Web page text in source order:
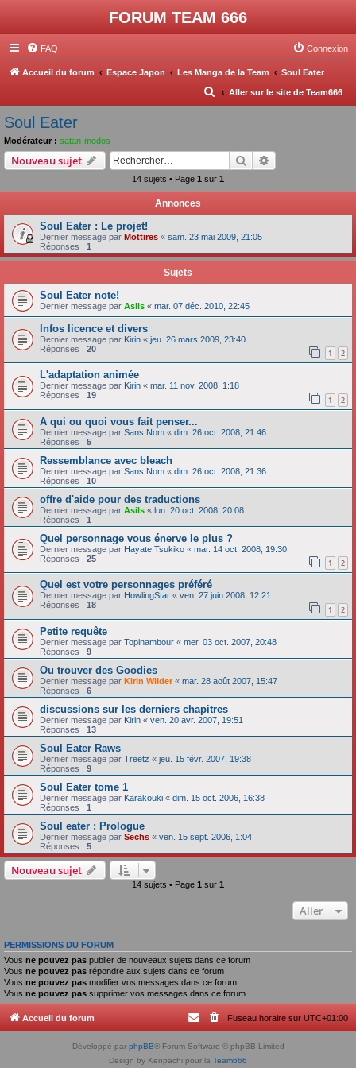
FORUM TEAM 666
FAQ Connexion
Accueil du forum Espace Japon Les Manga de la Team Soul Eater
Aller sur le site de Team666
R
e
r
Soul Eater
Modérateur : satan-modos
Nouveau sujet Rechercher
14 sujets • Page 1 sur 1
Annonces
Soul Eater : Le projet!
Dernier message par Mottires « sam. 23 mai 2009, 21:05
Réponses : 1
Sujets
Soul Eater note!
Dernier message par Asils « mar. 07 déc. 2010, 22:45
Infos licence et divers
Dernier message par Kirin « jeu. 26 mars 2009, 23:40
Réponses : 20 1 2
L'adaptation animée
Dernier message par Kirin « mar. 11 nov. 2008, 1:18
Réponses : 19 1 2
A qui ou quoi vous fait penser...
Dernier message par Sans Nom « dim. 26 oct. 2008, 21:46
Réponses : 5
Ressemblance avec bleach
Dernier message par Sans Nom « dim. 26 oct. 2008, 21:36
Réponses : 10
offre d'aide pour des traductions
Dernier message par Asils « lun. 20 oct. 2008, 20:08
Réponses : 1
Quel personnage vous énerve le plus ?
Dernier message par Hayate Tsukiko « mar. 14 oct. 2008, 19:30
Réponses : 25 1 2
Quel est votre personnages préféré
Dernier message par HowlingStar « ven. 27 juin 2008, 12:21
Réponses : 18 1 2
Petite requête
Dernier message par Topinambour « mer. 03 oct. 2007, 20:48
Réponses : 9
Ou trouver des Goodies
Dernier message par Kirin Wilder « mar. 28 août 2007, 15:47
Réponses : 6
discussions sur les derniers chapitres
Dernier message par Kirin « ven. 20 avr. 2007, 19:51
Réponses : 13
Soul Eater Raws
Dernier message par Treetz « jeu. 15 févr. 2007, 19:38
Réponses : 9
Soul Eater tome 1
Dernier message par Karakouki « dim. 15 oct. 2006, 16:38
Réponses : 1
Soul eater : Prologue
Dernier message par Sechs « ven. 15 sept. 2006, 1:04
Réponses : 5
Nouveau sujet
14 sujets • Page 1 sur 1
Aller
PERMISSIONS DU FORUM
Vous ne pouvez pas publier de nouveaux sujets dans ce forum
Vous ne pouvez pas répondre aux sujets dans ce forum
Vous ne pouvez pas modifier vos messages dans ce forum
Vous ne pouvez pas supprimer vos messages dans ce forum
Accueil du forum Fuseau horaire sur UTC+01:00
Développé par phpBB® Forum Software © phpBB Limited
Design by Kenpachi pour la Team666